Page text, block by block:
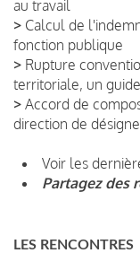
au travail
> Calcul de
fonction publique
> Rupture
territoriale, un
> Accord de
direction de
Voir les
Partagez des
LES RENCONTRES